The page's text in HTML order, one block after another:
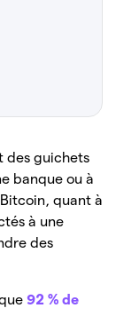
des guichets
banque ou à
quant à
à une
des
que92 % de